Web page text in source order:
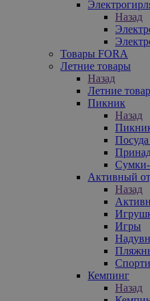
Назад
Товары FORA
Летние товары
Назад
Летние
Пикник
Назад
Активный
Назад
Игры
Кемпинг
Назад